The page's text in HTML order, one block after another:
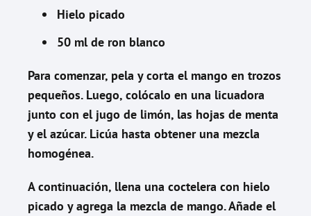
Hielo picado
50 ml de ron blanco
Para comenzar, pela y corta el mango en trozos
pequeños. Luego, colócalo en una licuadora
junto con el jugo de limón, las hojas de menta
y el azúcar. Licúa hasta obtener una mezcla
homogénea.
A continuación, llena una coctelera con hielo
picado y agrega la mezcla de mango. Añade el